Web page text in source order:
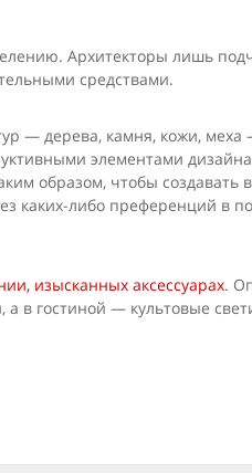
Архитекторы лишь
средствами.
— дерева, камня, кожи, меха
элементами
образом, чтобы соз­давать
каких-либо преференций в
изысканных аксессуарах.
в гостиной — куль­товые